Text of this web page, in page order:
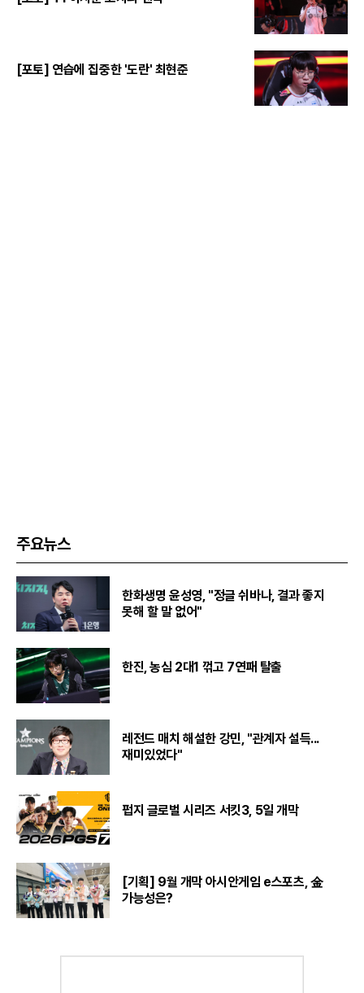
[포토] 연습에 집중한 '도란' 최현준
주요뉴스
한화생명 윤성영, "정글 쉬바나, 결과 좋지
못해 할 말 없어"
한진, 농심 2대1 꺾고 7연패 탈출
레전드 매치 해설한 강민, "관계자 설득...
재미있었다"
펍지 글로벌 시리즈 서킷3, 5일 개막
[기획] 9월 개막 아시안게임 e스포츠, 金
가능성은?